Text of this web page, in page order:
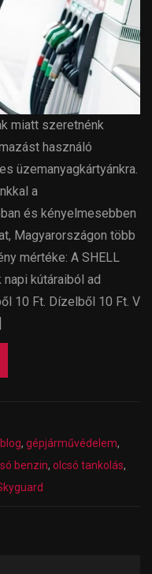
miatt szeretnénk
használó
üzemanyagkártyánkra.
a
és kényelmesebben
Magyarországon több
mértéke: A SHELL
kútáraiból ad
10 Ft. Dízelből 10 Ft. V
blog, gépjárművédelem,
benzin, olcsó tankolás,